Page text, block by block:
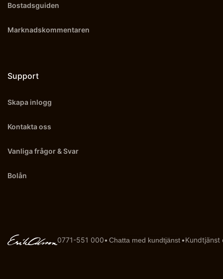
Bostadsguiden
Marknadskommentaren
Support
Skapa inlogg
Kontakta oss
Vanliga frågor & Svar
Bolån
0771-551 000• Chatta med kundtjänst•Kundtjänst